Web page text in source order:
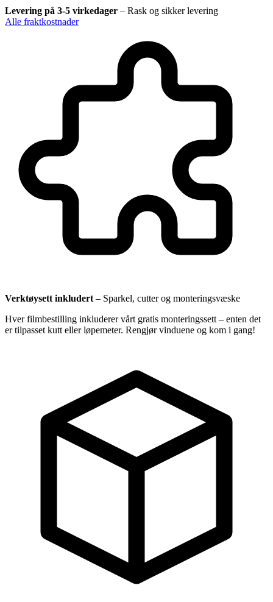
Levering på 3-5 virkedager – Rask og sikker levering
Alle fraktkostnader
Verktøysett inkludert – Sparkel, cutter og monteringsvæske
Hver filmbestilling inkluderer vårt gratis monteringssett – enten det
er tilpasset kutt eller løpemeter. Rengjør vinduene og kom i gang!